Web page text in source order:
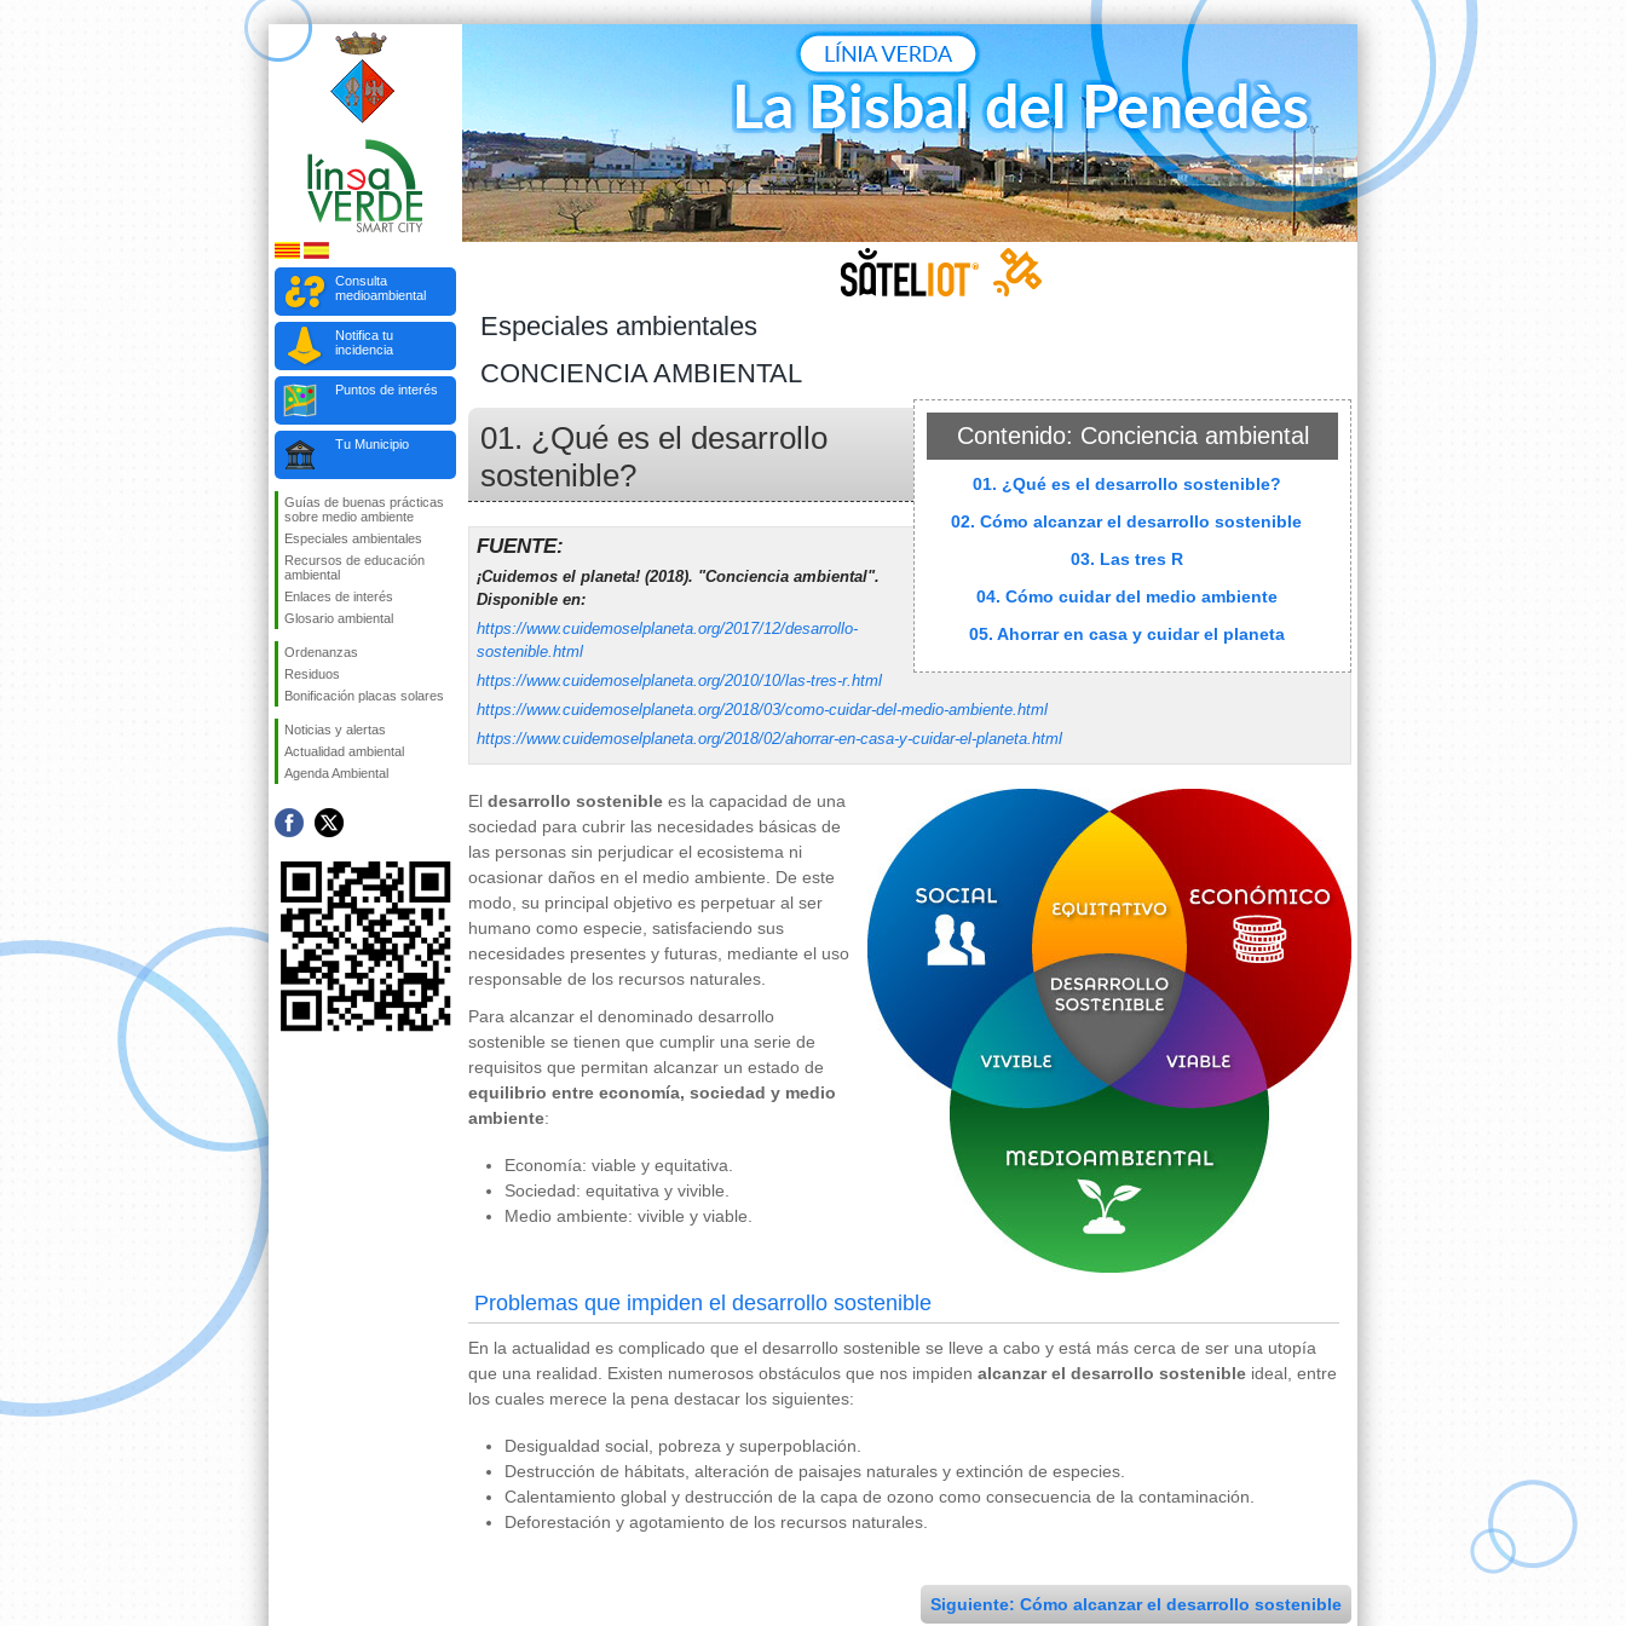
Consulta
medioambiental
Notifica tu
incidencia
Puntos de interés
Tu Municipio
Guías de buenas prácticas
sobre medio ambiente
Especiales ambientales
Recursos de educación
ambiental
Enlaces de interés
Glosario ambiental
Ordenanzas
Residuos
Bonificación placas solares
Noticias y alertas
Actualidad ambiental
Agenda Ambiental
Especiales ambientales
CONCIENCIA AMBIENTAL
Contenido: Conciencia ambiental
01. ¿Qué es el desarrollo sostenible?
02. Cómo alcanzar el desarrollo sostenible
03. Las tres R
04. Cómo cuidar del medio ambiente
05. Ahorrar en casa y cuidar el planeta
01. ¿Qué es el desarrollo
sostenible?
FUENTE:
¡Cuidemos el planeta! (2018). "Conciencia ambiental".
Disponible en:
https://www.cuidemoselplaneta.org/2017/12/desarrollo-
sostenible.html
https://www.cuidemoselplaneta.org/2010/10/las-tres-r.html
https://www.cuidemoselplaneta.org/2018/03/como-cuidar-del-medio-ambiente.html
https://www.cuidemoselplaneta.org/2018/02/ahorrar-en-casa-y-cuidar-el-planeta.html
El desarrollo sostenible es la capacidad de una
sociedad para cubrir las necesidades básicas de
las personas sin perjudicar el ecosistema ni
ocasionar daños en el medio ambiente. De este
modo, su principal objetivo es perpetuar al ser
humano como especie, satisfaciendo sus
necesidades presentes y futuras, mediante el uso
responsable de los recursos naturales.
Para alcanzar el denominado desarrollo
sostenible se tienen que cumplir una serie de
requisitos que permitan alcanzar un estado de
equilibrio entre economía, sociedad y medio
ambiente:
Economía: viable y equitativa.
Sociedad: equitativa y vivible.
Medio ambiente: vivible y viable.
Problemas que impiden el desarrollo sostenible
En la actualidad es complicado que el desarrollo sostenible se lleve a cabo y está más cerca de ser una utopía
que una realidad. Existen numerosos obstáculos que nos impiden alcanzar el desarrollo sostenible ideal, entre
los cuales merece la pena destacar los siguientes:
Desigualdad social, pobreza y superpoblación.
Destrucción de hábitats, alteración de paisajes naturales y extinción de especies.
Calentamiento global y destrucción de la capa de ozono como consecuencia de la contaminación.
Deforestación y agotamiento de los recursos naturales.
Siguiente: Cómo alcanzar el desarrollo sostenible